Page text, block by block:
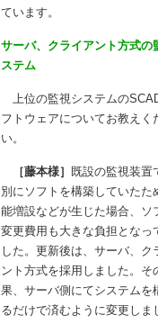
ています。
サーバ、クライアント方式の
ステム
上位の監視システムの
フトウェアについてお教えく
い。
［藤本様］ 既設の監視装置
別にソフトを構築していたた
能増設などが生じた場合、ソ
変更費用も大きな負担となっ
した。更新後は、サーバ、ク
ント方式を採用しました。そ
果、サーバ側にてシステムを
るだけで済むように変更しま